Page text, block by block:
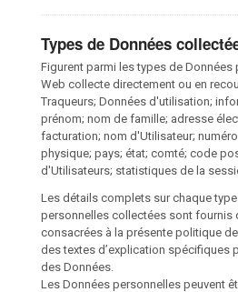
Types de Données
Figurent parmi les types de Données
Web collecte directement ou en
Traqueurs; Données d'utilisation;
prénom; nom de famille; adresse
facturation; nom d'Utilisateur;
physique; pays; état; comté; code
d'Utilisateurs; statistiques de la
Les détails complets sur chaque
personnelles collectées sont fournis
consacrées à la présente politique
des textes d’explication spécifiques
des Données.
Les Données personnelles peuvent